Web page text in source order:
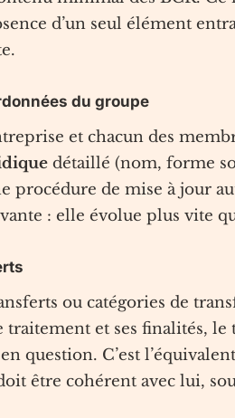
d’un seul élément
du groupe
et chacun des
détaillé (nom, forme
procédure de mise à jour
: elle évolue plus vite
ou catégories de
et ses finalités, le
question. C’est
être cohérent avec lui,